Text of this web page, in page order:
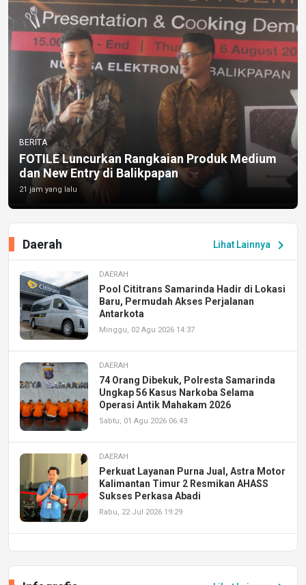
BERITA
FOTILE Luncurkan Rangkaian Produk Medium
dan New Entry di Balikpapan
21 jam yang lalu
Lihat Lainnya chevron_right
Daerah
DAERAH
Pool Cititrans Samarinda Hadir di Lokasi
Baru, Permudah Akses Perjalanan
Antarkota
Minggu, 02 Agu 2026 14:37
DAERAH
74 Orang Dibekuk, Polresta Samarinda
Ungkap 56 Kasus Narkoba Selama
Operasi Antik Mahakam 2026
Sabtu, 01 Agu 2026 06:43
DAERAH
Perkuat Layanan Purna Jual, Astra Motor
Kalimantan Timur 2 Resmikan AHASS
Sukses Perkasa Abadi
Rabu, 22 Jul 2026 19:29